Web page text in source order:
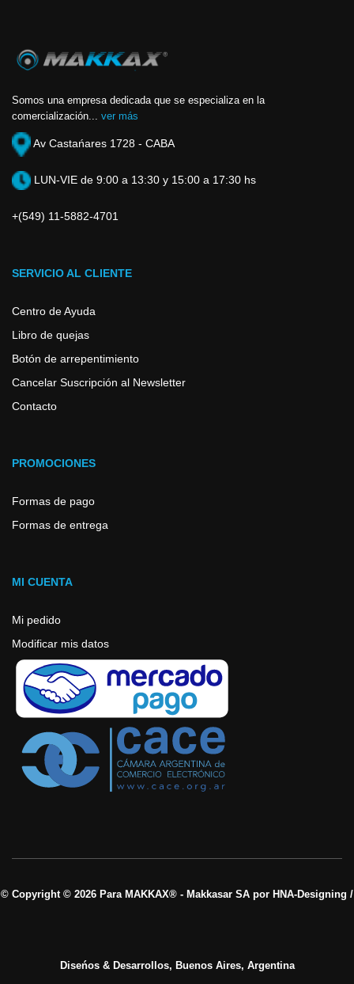
Somos una empresa dedicada que se especializa en la
comercialización... ver más
Av Castańares 1728 - CABA
LUN-VIE de 9:00 a 13:30 y 15:00 a 17:30 hs
+(549) 11-5882-4701
SERVICIO AL CLIENTE
Centro de Ayuda
Libro de quejas
Botón de arrepentimiento
Cancelar Suscripción al Newsletter
Contacto
PROMOCIONES
Formas de pago
Formas de entrega
MI CUENTA
Mi pedido
Modificar mis datos
© Copyright © 2026 Para MAKKAX® - Makkasar SA por HNA-Designing /
Diseńos & Desarrollos, Buenos Aires, Argentina